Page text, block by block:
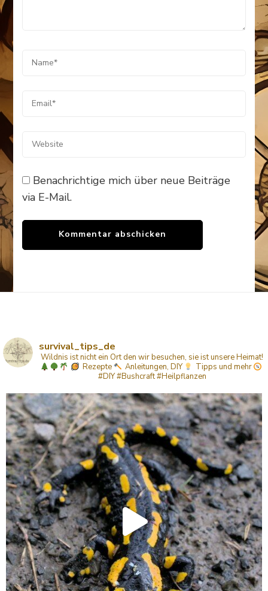
Benachrichtige mich über neue Beiträge
via E-Mail.
survival_tips_de
Wildnis ist nicht ein Ort den wir besuchen, sie ist unsere Heimat!
Rezepte
Anleitungen, DIY Tipps und mehr
#DIY #Bushcraft #Heilpflanzen